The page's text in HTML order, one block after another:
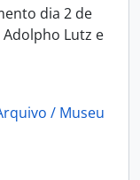
dia 2 de
Adolpho Lutz e
/ Museu